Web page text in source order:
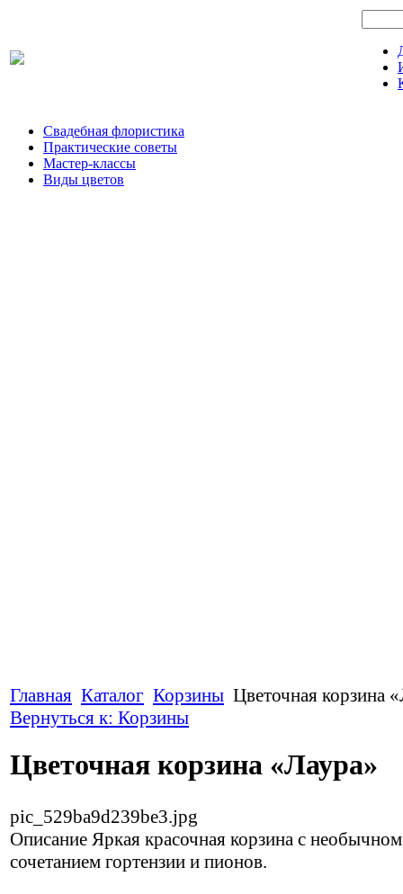
Свадебная флористика
Практические советы
Мастер-классы
Виды цветов
Главная Каталог Корзины Цветочная корзина
Вернуться к: Корзины
Цветочная корзина «Лаура»
pic_529ba9d239be3.jpg
Описание Яркая красочная корзина с необычном
сочетанием гортензии и пионов.